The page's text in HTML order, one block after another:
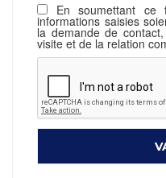
En soumettant ce
informations saisies
la demande de
visite et de la relation